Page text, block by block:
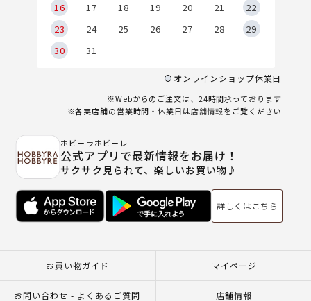
16
17 18 19 20 21
22
23
24 25 26 27 28
29
30
31
オンラインショップ休業日
※Webからのご注文は、24時間承っております
※各実店舗の営業時間・休業日は店舗情報をご覧ください
ホビーラホビーレ
公式アプリで最新情報をお届け！
サクサク見られて、楽しいお買い物♪
詳しくはこちら
お買い物ガイド マイページ
お問い合わせ - よくあるご質問 店舗情報